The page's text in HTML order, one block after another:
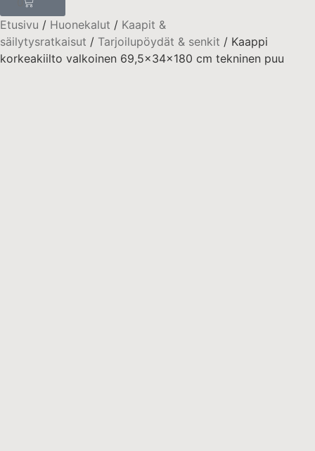
Etusivu / Huonekalut / Kaapit &
säilytysratkaisut / Tarjoilupöydät & senkit / Kaappi
korkeakiilto valkoinen 69,5x34x180 cm tekninen puu